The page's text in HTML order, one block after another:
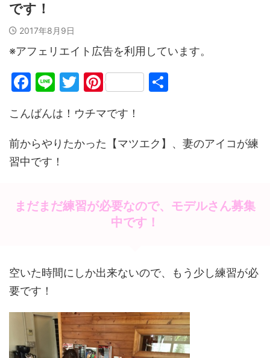
です！
2017年8月9日
※アフェリエイト広告を利用しています。
F
c
e
b
o
k
Li
e
T
itt
er
Pi
er
e
こんばんは！ウチマです！
前からやりたかった【マツエク】、妻のアイコが練
習中です！
まだまだ練習が必要なので、モデルさん募集
中です！
空いた時間にしか出来ないので、もう少し練習が必
要です！